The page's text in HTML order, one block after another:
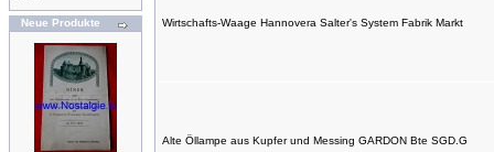
Neue Produkte Wirtschafts-Waage Hannovera Salter's System Fabrik Markt
Alte Öllampe aus Kupfer und Messing GARDON Bte SGD.G